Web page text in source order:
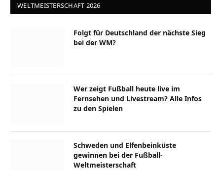
WELTMEISTERSCHAFT 2026
Folgt für Deutschland der nächste Sieg
bei der WM?
Wer zeigt Fußball heute live im
Fernsehen und Livestream? Alle Infos
zu den Spielen
Schweden und Elfenbeinküste
gewinnen bei der Fußball-
Weltmeisterschaft